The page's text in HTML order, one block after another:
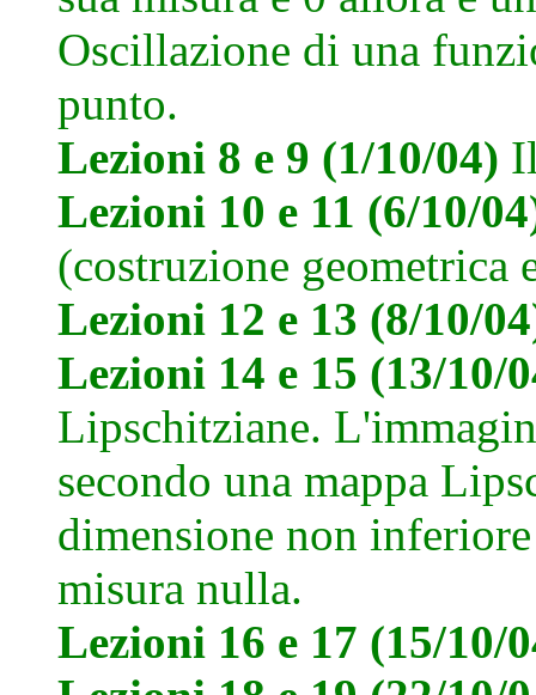
Oscillazione di una
punto.
Lezioni 8 e 9 (1/10/04)
Lezioni 10 e 11 (6/10/
(costruzione geometrica
Lezioni 12 e 13 (8/10/
Lezioni 14 e 15 (13/10/
Lipschitziane.
secondo una mappa
dimensione non
misura nulla.
Lezioni 16 e 17 (15/10/